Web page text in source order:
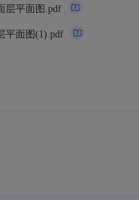
层平面图.pdf
平面图(1).pdf